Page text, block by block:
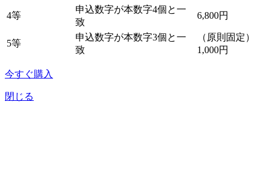
4等
申込数字が本数字4個と一
致
6,800円
5等
申込数字が本数字3個と一
致
（原則固定）
1,000円
今すぐ購入
閉じる